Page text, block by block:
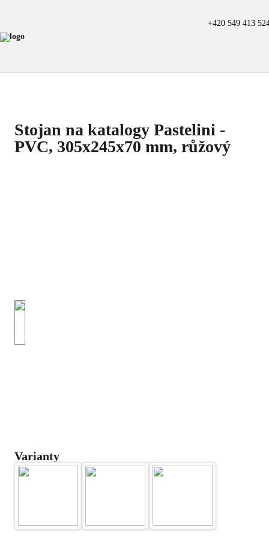
+420 549 413
Stojan na katalogy Pastelini -
PVC, 305x245x70 mm, růžový
Varianty